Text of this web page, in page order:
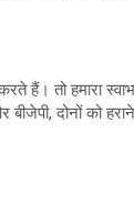
हैं। तो हमारा
दोनों को